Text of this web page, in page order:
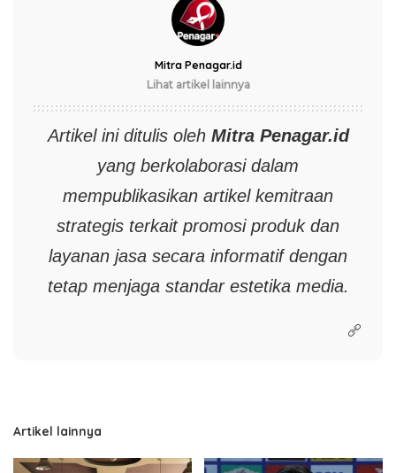
Mitra Penagar.id
Lihat artikel lainnya
Artikel ini ditulis oleh Mitra Penagar.id
yang berkolaborasi dalam
mempublikasikan artikel kemitraan
strategis terkait promosi produk dan
layanan jasa secara informatif dengan
tetap menjaga standar estetika media.
Artikel lainnya